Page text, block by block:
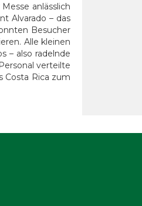
anlässlich
Alvarado – das
Besucher
Alle kleinen
– also radelnde
verteilte
Costa Rica zum